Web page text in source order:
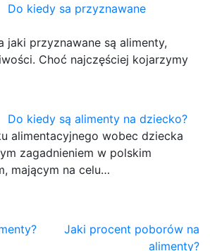
Do kiedy sa przyznawane
jaki przyznawane są alimenty,
Choć najczęściej kojarzymy
Do kiedy są alimenty na dziecko?
alimentacyjnego wobec dziecka
zagadnieniem w polskim
mającym na celu…
Jaki procent poborów na
alimenty?